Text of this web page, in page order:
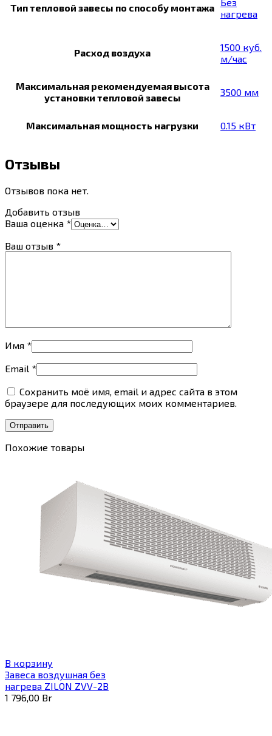
Тип тепловой завесы по способу монтажа
нагрева
Расход воздуха
1500 куб.
м/час
Максимальная рекомендуемая высота
установки тепловой завесы
3500 мм
Максимальная мощность нагрузки 0.15 кВт
Отзывы
Отзывов пока нет.
Добавить отзыв
Ваша оценка *
Ваш отзыв *
Имя *
Email *
Сохранить моё имя, email и адрес сайта в этом
браузере для последующих моих комментариев.
Похожие товары
В корзину
Завеса воздушная без
нагрева ZILON ZVV-2B
1 796,00 Br